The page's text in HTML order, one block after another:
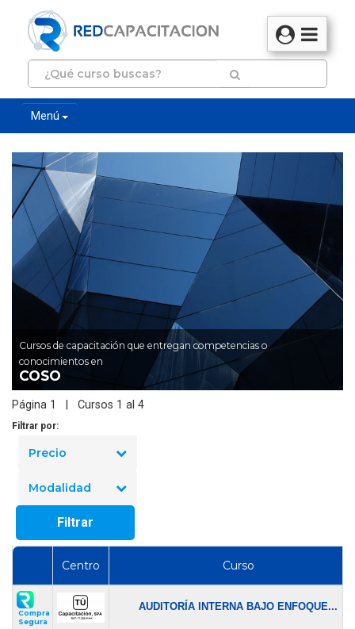
Menú
Cursos de capacitación que entregan competencias o
conocimientos en
COSO
Página 1 | Cursos 1 al 4
Filtrar por:
Precio
Modalidad
Filtrar
Centro Curso
Compra
Segura
AUDITORÍA INTERNA BAJO ENFOQUE...